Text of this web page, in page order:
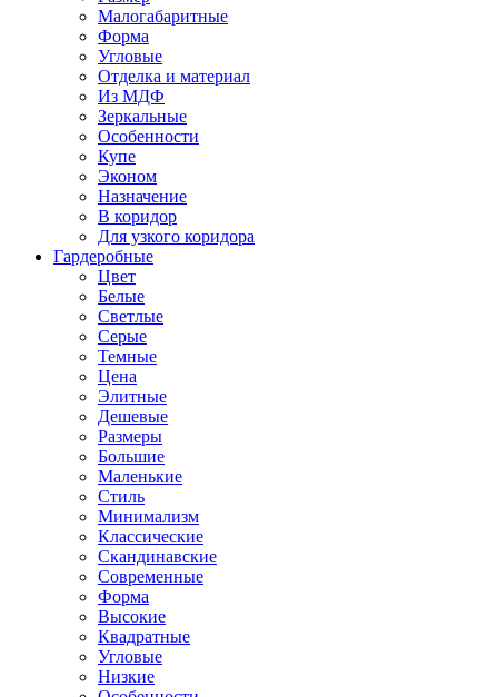
Малогабаритные
Форма
Угловые
Отделка и материал
Из МДФ
Зеркальные
Особенности
Купе
Эконом
Назначение
В коридор
Для узкого коридора
Гардеробные
Цвет
Белые
Светлые
Серые
Темные
Цена
Элитные
Дешевые
Размеры
Большие
Маленькие
Стиль
Минимализм
Классические
Скандинавские
Современные
Форма
Высокие
Квадратные
Угловые
Низкие